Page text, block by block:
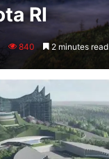
RI
840 2 minutes read